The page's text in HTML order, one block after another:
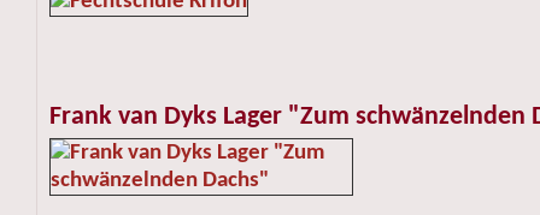
Frank van Dyks Lager "Zum schwänzelnden